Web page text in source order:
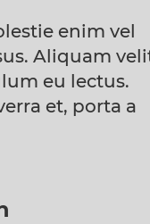
enim vel
Aliquam velit
eu lectus.
et, porta a